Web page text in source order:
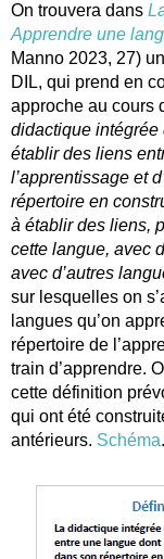
On trouvera dans
Apprendre une
Manno 2023, 27)
DIL, qui prend en
approche au cours
didactique intégrée
établir des liens
l’apprentissage et
répertoire en
à établir des liens,
cette langue, avec
avec d’autres
sur lesquelles on
langues qu’on
répertoire de
train d’apprendre.
cette définition
qui ont été
antérieurs. Schéma.